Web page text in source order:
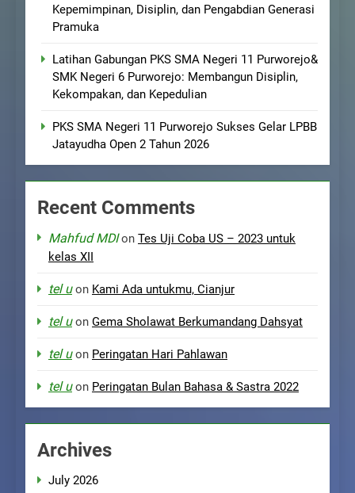
Kepemimpinan, Disiplin, dan Pengabdian Generasi
Pramuka
Latihan Gabungan PKS SMA Negeri 11 Purworejo&
SMK Negeri 6 Purworejo: Membangun Disiplin,
Kekompakan, dan Kepedulian
PKS SMA Negeri 11 Purworejo Sukses Gelar LPBB
Jatayudha Open 2 Tahun 2026
Recent Comments
Mahfud MDIon Tes Uji Coba US – 2023 untuk
kelas XII
tel uon Kami Ada untukmu, Cianjur
tel uon Gema Sholawat Berkumandang Dahsyat
tel uon Peringatan Hari Pahlawan
tel uon Peringatan Bulan Bahasa & Sastra 2022
Archives
July 2026